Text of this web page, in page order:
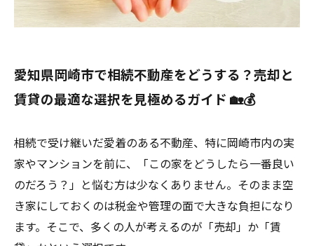
愛知県岡崎市で相続不動産をどうする？売却と
賃貸の最適な選択を見極めるガイド 🏡💰
相続で受け継いだ愛着のある不動産、特に岡崎市内の実
家やマンションを前に、「この家をどうしたら一番良い
のだろう？」と悩む方は少なくありません。そのまま空
き家にしておくのは税金や管理の面で大きな負担になり
ます。そこで、多くの人が考えるのが「売却」か「賃